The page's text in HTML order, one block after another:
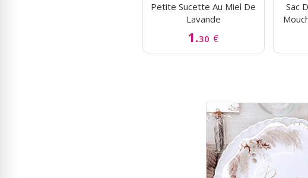
Petite Sucette Au Miel De
Lavande
1.30 €
Sac